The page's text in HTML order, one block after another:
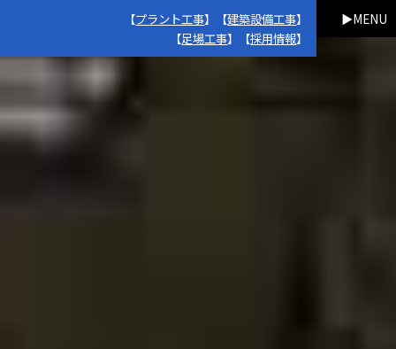
【プラント工事】【建築設備工事】
【足場工事】【採用情報】
MENU